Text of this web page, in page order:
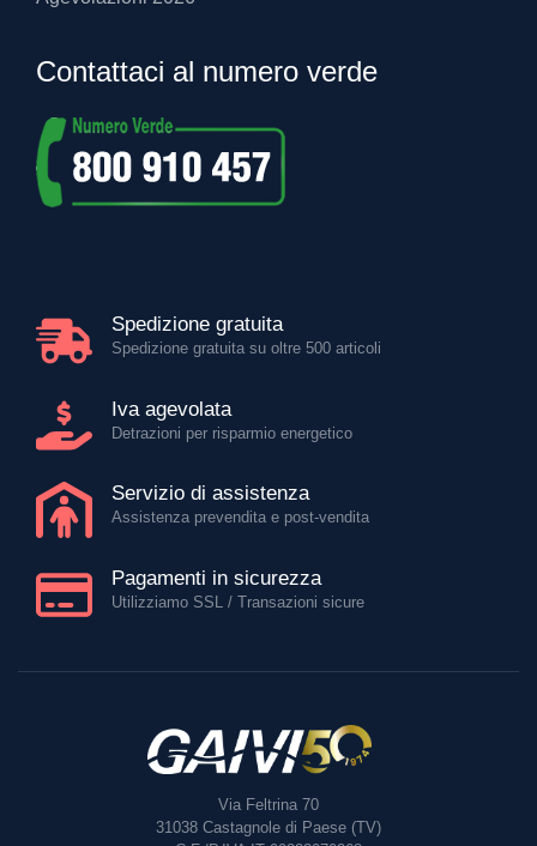
Contattaci al numero verde
Spedizione gratuita
Spedizione gratuita su oltre 500 articoli
Iva agevolata
Detrazioni per risparmio energetico
Servizio di assistenza
Assistenza prevendita e post-vendita
Pagamenti in sicurezza
Utilizziamo SSL / Transazioni sicure
Via Feltrina 70
31038 Castagnole di Paese (TV)